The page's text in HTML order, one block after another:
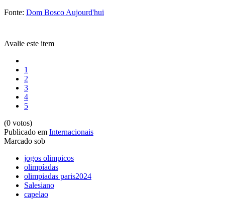
Fonte: Dom Bosco Aujourd'hui
Avalie este item
1
2
3
4
5
(0 votos)
Publicado em Internacionais
Marcado sob
jogos olimpicos
olimpíadas
olimpiadas paris2024
Salesiano
capelao